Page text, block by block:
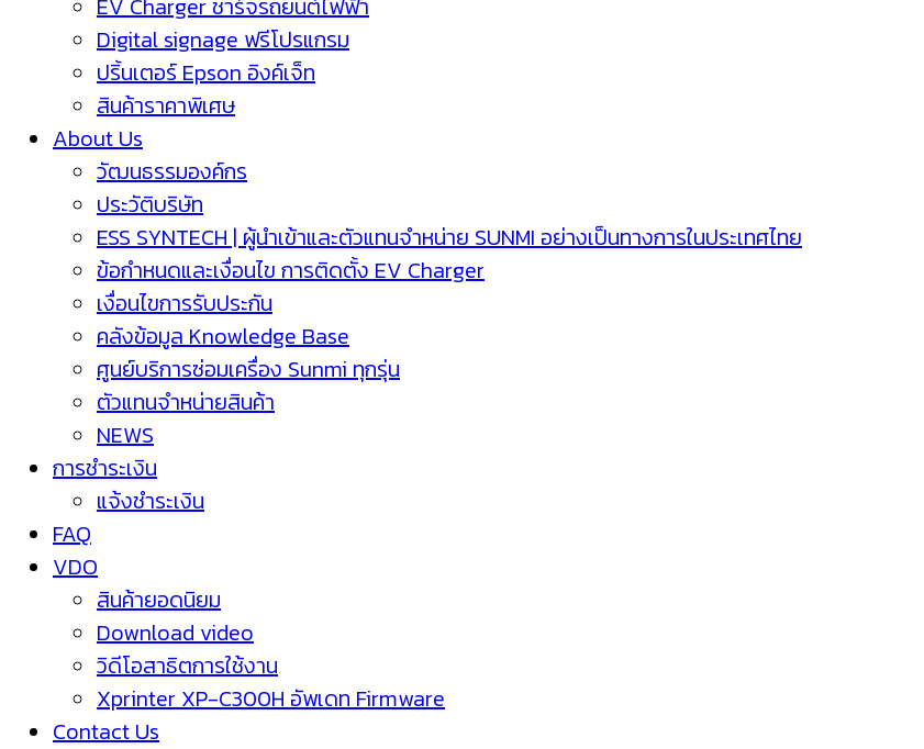
EV Charger ชาร์จรถยนต์ไฟฟ้า
Digital signage ฟรีโปรแกรม
ปริ้นเตอร์ Epson อิงค์เจ็ท
สินค้าราคาพิเศษ
About Us
วัฒนธรรมองค์กร
ประวัติบริษัท
ESS SYNTECH | ผู้นำเข้าและตัวแทนจำหน่าย SUNMI อย่างเป็นทางการในประเทศไทย
ข้อกำหนดและเงื่อนไข การติดตั้ง EV Charger
เงื่อนไขการรับประกัน
คลังข้อมูล Knowledge Base
ศูนย์บริการซ่อมเครื่อง Sunmi ทุกรุ่น
ตัวแทนจำหน่ายสินค้า
NEWS
การชำระเงิน
แจ้งชำระเงิน
FAQ
VDO
สินค้ายอดนิยม
Download video
วิดีโอสาธิตการใช้งาน
Xprinter XP-C300H อัพเดท Firmware
Contact Us